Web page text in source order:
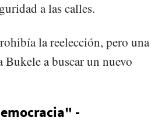
a las calles.
la reelección, pero una
a buscar un nuevo
-